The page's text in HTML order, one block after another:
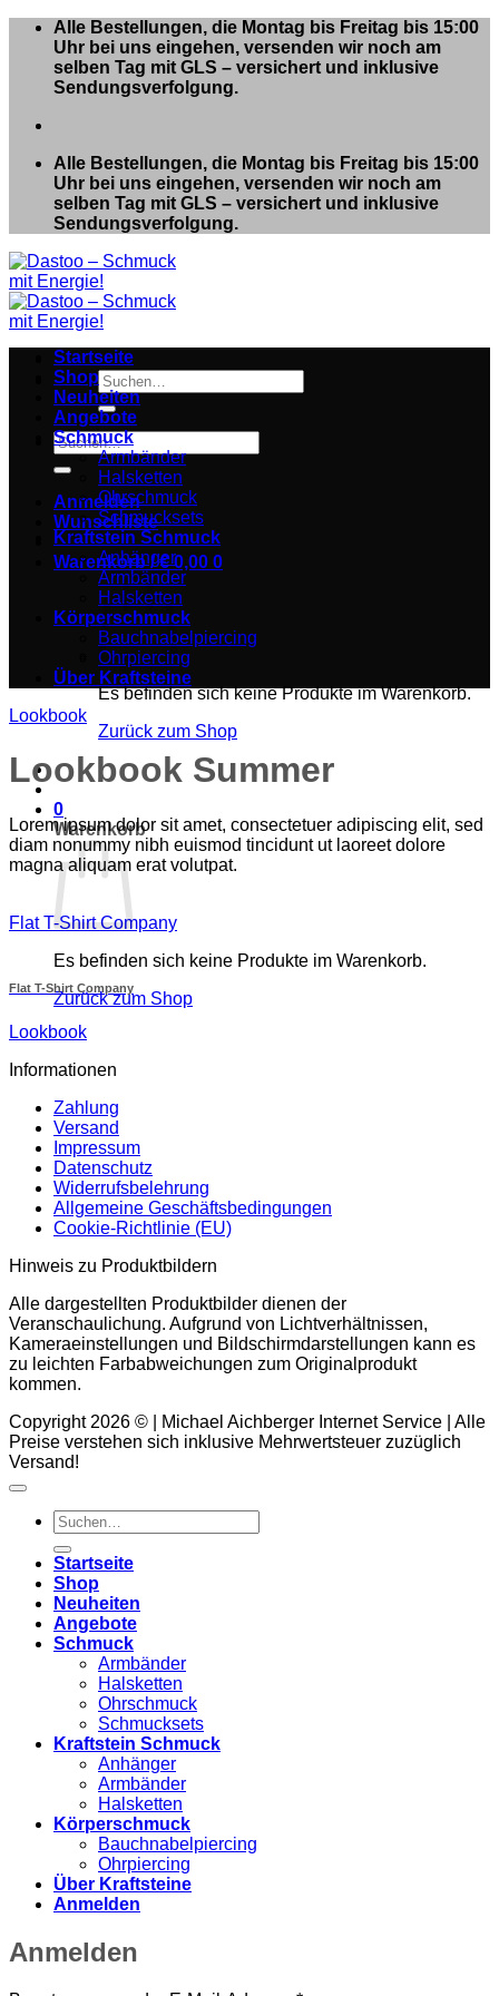
Zum
springen
Alle Bestellungen, die Montag bis Freitag bis 15:00
Uhr bei uns eingehen, versenden wir noch am
selben Tag mit GLS – versichert und inklusive
Sendungsverfolgung.
Alle Bestellungen, die Montag bis Freitag bis 15:00
Uhr bei uns eingehen, versenden wir noch am
selben Tag mit GLS – versichert und inklusive
Sendungsverfolgung.
Suchen
nach:
Suchen
nach:
Anmelden
Wunschliste
Warenkorb /€0,00 0
Es befinden sich keine Produkte im Warenkorb.
Zurück zum Shop
0
Warenkorb
Es befinden sich keine Produkte im Warenkorb.
Zurück zum Shop
Startseite
Shop
Neuheiten
Angebote
Schmuck
Armbänder
Halsketten
Ohrschmuck
Schmucksets
Kraftstein Schmuck
Anhänger
Armbänder
Halsketten
Körperschmuck
Bauchnabelpiercing
Ohrpiercing
Über Kraftsteine
Lookbook
Lookbook Summer
Lorem ipsum dolor sit amet, consectetuer adipiscing elit, sed
diam nonummy nibh euismod tincidunt ut laoreet dolore
magna aliquam erat volutpat.
Flat T-Shirt Company
Flat T-Shirt Company
Lookbook
Informationen
Zahlung
Versand
Impressum
Datenschutz
Widerrufsbelehrung
Allgemeine Geschäftsbedingungen
Cookie-Richtlinie (EU)
Hinweis zu Produktbildern
Alle dargestellten Produktbilder dienen der
Veranschaulichung. Aufgrund von Lichtverhältnissen,
Kameraeinstellungen und Bildschirmdarstellungen kann es
zu leichten Farbabweichungen zum Originalprodukt
kommen.
Copyright 2026 © | Michael Aichberger Internet Service | Alle
Preise verstehen sich inklusive Mehrwertsteuer zuzüglich
Versand!
Suchen
nach:
Startseite
Shop
Neuheiten
Angebote
Schmuck
Armbänder
Halsketten
Ohrschmuck
Schmucksets
Kraftstein Schmuck
Anhänger
Armbänder
Halsketten
Körperschmuck
Bauchnabelpiercing
Ohrpiercing
Über Kraftsteine
Anmelden
Anmelden